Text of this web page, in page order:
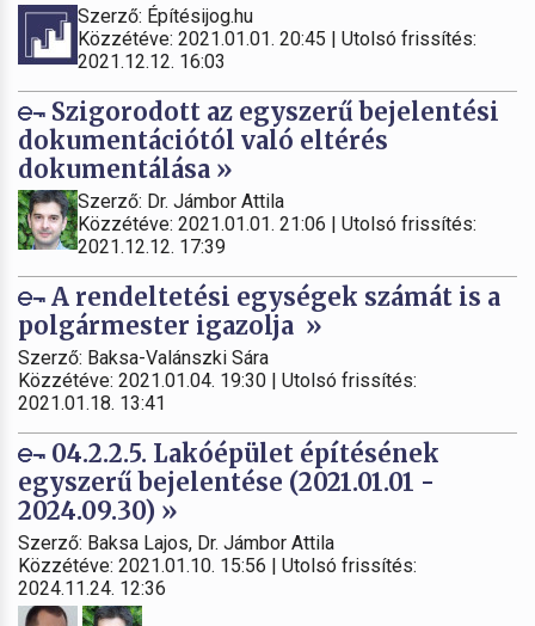
Szerző: Építésijog.hu
Közzétéve: 2021.01.01. 20:45 | Utolsó frissítés:
2021.12.12. 16:03
Szigorodott az egyszerű bejelentési
dokumentációtól való eltérés
dokumentálása »
Szerző: Dr. Jámbor Attila
Közzétéve: 2021.01.01. 21:06 | Utolsó frissítés:
2021.12.12. 17:39
A rendeltetési egységek számát is a
polgármester igazolja »
Szerző: Baksa-Valánszki Sára
Közzétéve: 2021.01.04. 19:30 | Utolsó frissítés:
2021.01.18. 13:41
04.2.2.5. Lakóépület építésének
egyszerű bejelentése (2021.01.01 -
2024.09.30) »
Szerző: Baksa Lajos, Dr. Jámbor Attila
Közzétéve: 2021.01.10. 15:56 | Utolsó frissítés:
2024.11.24. 12:36